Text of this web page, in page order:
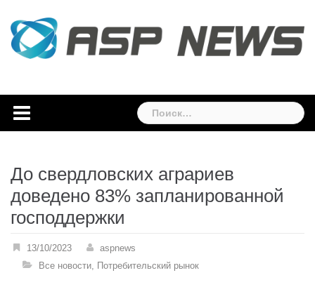
content
Найти:
До свердловских аграриев
доведено 83% запланированной
господдержки
13/10/2023
aspnews
Все новости, Потребительский рынок